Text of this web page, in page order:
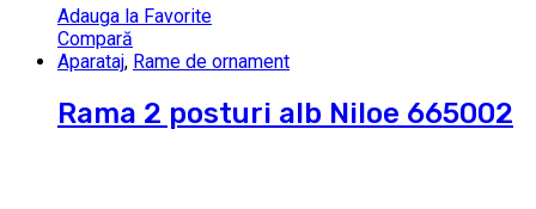
Adauga la Favorite
Compară
Aparataj, Rame de ornament
Rama 2 posturi alb Niloe 665002